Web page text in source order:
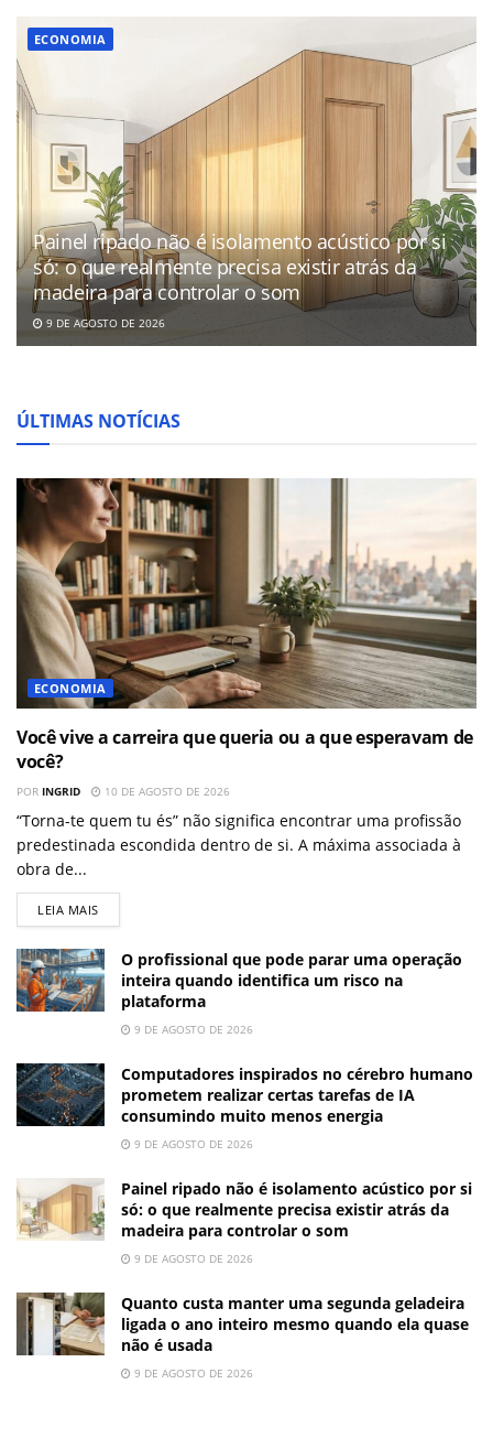
ECONOMIA
Painel ripado não é isolamento acústico por si
só: o que realmente precisa existir atrás da
madeira para controlar o som
9 DE AGOSTO DE 2026
ÚLTIMAS NOTÍCIAS
ECONOMIA
Você vive a carreira que queria ou a que esperavam de
você?
POR INGRID 10 DE AGOSTO DE 2026
“Torna-te quem tu és” não significa encontrar uma profissão
predestinada escondida dentro de si. A máxima associada à
obra de...
LEIA MAIS
O profissional que pode parar uma operação
inteira quando identifica um risco na
plataforma
9 DE AGOSTO DE 2026
Computadores inspirados no cérebro humano
prometem realizar certas tarefas de IA
consumindo muito menos energia
9 DE AGOSTO DE 2026
Painel ripado não é isolamento acústico por si
só: o que realmente precisa existir atrás da
madeira para controlar o som
9 DE AGOSTO DE 2026
Quanto custa manter uma segunda geladeira
ligada o ano inteiro mesmo quando ela quase
não é usada
9 DE AGOSTO DE 2026